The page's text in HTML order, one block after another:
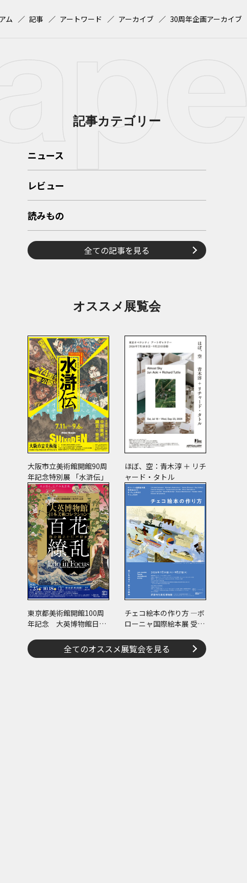
ム 記事 アートワード アーカイブ 30周年企画アーカイブ
記事カテゴリー
ニュース
レビュー
読みもの
全ての記事を見る
オススメ展覧会
大阪市立美術館開館90周
年記念特別展 「水滸伝」
ほぼ、空：青木淳 ＋ リチ
ャード・タトル
東京都美術館開館100周
年記念 大英博物館日本
繚乱～海を越えた江戸絵
画
チェコ絵本の作り方 ―ボ
ローニャ国際絵本展 受賞
のコミックまで―
全てのオススメ展覧会を見る